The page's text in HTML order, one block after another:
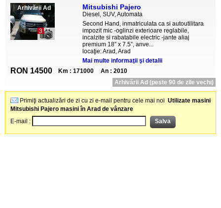
Arhivării Ad
3
Mitsubishi Pajero
Diesel, SUV, Automata
Second Hand, inmatriculata ca si autoutilitara
impozit mic -oglinzi exterioare reglabile,
incalzite si rabatabile electric -jante aliaj
premium 18” x 7.5”, anve...
locaţie: Arad, Arad
Mai multe informaţii şi detalii
RON 14500 Km : 171000
An : 2010
Arhivării Ad (peste 90 de zile vechi)
Primiţi actualizări de zi cu zi e-mail pentru cele mai noi Utilizate masini
Mitsubishi Pajero masini în Arad de vânzare
E-mail :